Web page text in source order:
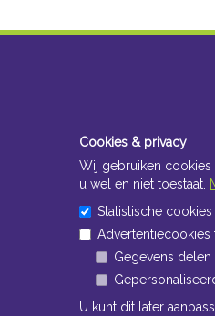
Cookies & privacy
Wij gebruiken cookies
u wel en niet toestaat.
Statistische cookies
Advertentiecookies
Gegevens delen
U kunt dit later